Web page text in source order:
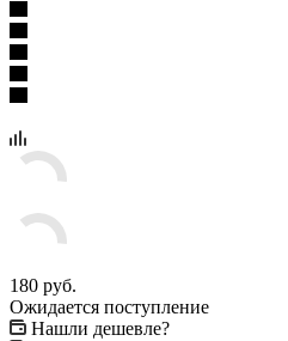
180 руб.
Ожидается поступление
Нашли дешевле?